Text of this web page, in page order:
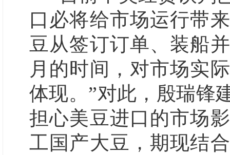
口必将给市场运行带
豆从签订订单、装船
月的时间，对市场实
体现。”对此，殷瑞锋
担心美豆进口的市场
工国产大豆，期现结